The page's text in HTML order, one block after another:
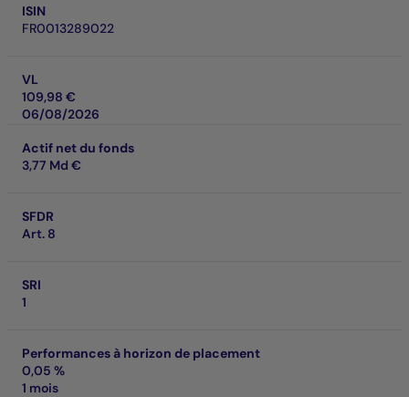
ISIN
FR0013289022
VL
109,98 €
06/08/2026
Actif net du fonds
3,77 Md €
SFDR
Art. 8
SRI
1
Performances à horizon de placement
0,05 %
1 mois